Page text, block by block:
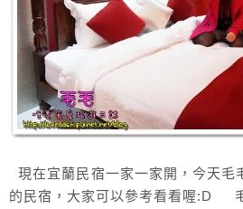
現在宜蘭民宿一家一家開，今天毛
的民宿，大家可以參考看看喔:D